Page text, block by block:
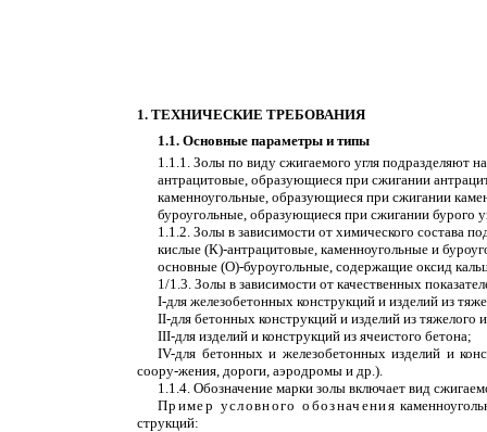
1. ТЕХНИЧЕСКИЕ ТРЕБОВАНИЯ
1.1. Основные параметры и типы
1.1.1. Золы по виду сжигаемого угля подразделяют
антрацитовые, образующиеся при сжигании
каменноугольные, образующиеся при сжигании
буроугольные, образующиеся при сжигании бурого
1.1.2. Золы в зависимости от
кислые (К)-антрацитовые, каменноугольные и
основные (О)-буроугольные, содержащие оксид
1/1.3. Золы в зависимости от качественных
I-для железобетонных конструкций и изделий из
II-для бетонных конструкций и изделий из тяжелого
III-для изделий и конструкций из ячеистого бетона;
IV-для бетонных и железобетонных изделий и
соору-жения, дороги, аэродромы и др.).
1.1.4. Обозначение марки золы включает вид
Пример условного обозначения
струкций: